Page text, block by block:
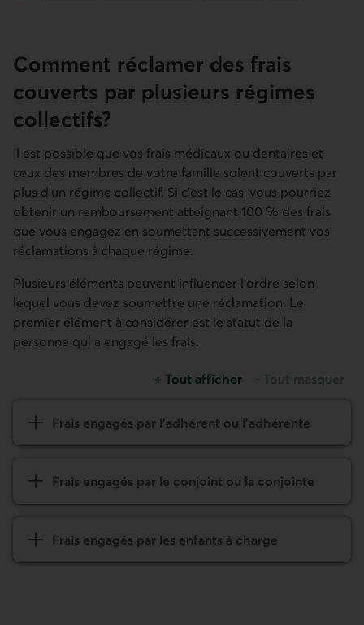
Comment réclamer des frais
couverts par plusieurs régimes
collectifs?
Il est possible que vos frais médicaux ou dentaires et
ceux des membres de votre famille soient couverts par
plus d’un régime collectif. Si c’est le cas, vous pourriez
obtenir un remboursement atteignant 100 % des frais
que vous engagez en soumettant successivement vos
réclamations à chaque régime.
Plusieurs éléments peuvent influencer l’ordre selon
lequel vous devez soumettre une réclamation. Le
premier élément à considérer est le statut de la
personne qui a engagé les frais.
+ Tout afficher
Frais engagés par l’adhérent ou l’adhérente
Frais engagés par le conjoint ou la conjointe
Frais engagés par les enfants à charge